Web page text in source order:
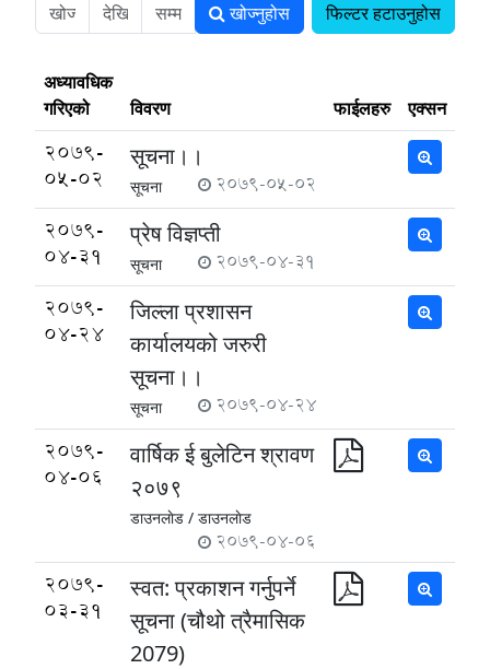
खोज्नुहोस फिल्टर हटाउनुहोस
अध्यावधिक
गरिएको
विवरण फाईलहरु एक्सन
2079-
05-02
सूचना।।
सूचना 2079-05-02
2079-
04-31
प्रेष विज्ञप्ती
सूचना 2079-04-31
2079-
04-24
जिल्ला प्रशासन
कार्यालयको जरुरी
सूचना।।
सूचना 2079-04-24
2079-
04-06
वार्षिक ई बुलेटिन श्रावण
२०७९
डाउनलाेड / डाउनलाेड
2079-04-06
2079-
03-31
स्वत: प्रकाशन गर्नुपर्ने
सूचना (चौथो त्रैमासिक
2079)